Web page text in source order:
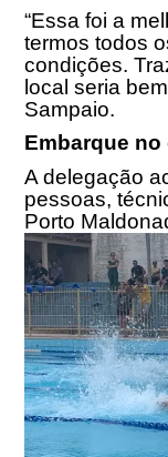
“Essa foi a
termos todos
condições.
local seria
Sampaio.
Embarque no
A delegação
pessoas,
Porto